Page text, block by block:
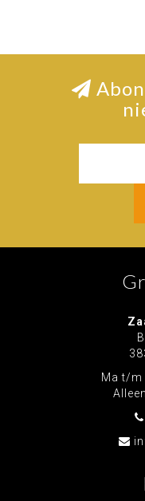
Ma t/m